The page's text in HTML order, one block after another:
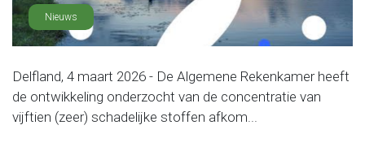
Nieuws
Delfland, 4 maart 2026 - De Algemene Rekenkamer heeft
de ontwikkeling onderzocht van de concentratie van
vijftien (zeer) schadelijke stoffen afkom...